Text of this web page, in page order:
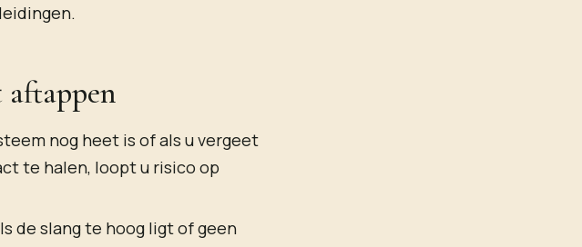
nog heet is of als u vergeet
te halen, loopt u risico op
de slang te hoog ligt of geen